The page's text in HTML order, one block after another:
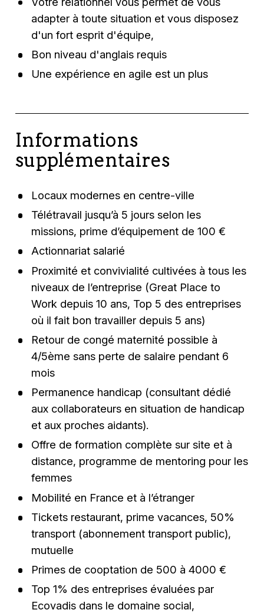
adapter à toute situation et vous disposez
d'un fort esprit d'équipe,
Bon niveau d'anglais requis
Une expérience en agile est un plus
Informations
supplémentaires
Locaux modernes en centre-ville
Télétravail jusqu’à 5 jours selon les
missions, prime d’équipement de 100 €
Actionnariat salarié
Proximité et convivialité cultivées à tous les
niveaux de l’entreprise (Great Place to
Work depuis 10 ans, Top 5 des entreprises
où il fait bon travailler depuis 5 ans)
Retour de congé maternité possible à
4/5ème sans perte de salaire pendant 6
mois
Permanence handicap (consultant dédié
aux collaborateurs en situation de handicap
et aux proches aidants).
Offre de formation complète sur site et à
distance, programme de mentoring pour les
femmes
Mobilité en France et à l’étranger
Tickets restaurant, prime vacances, 50%
transport (abonnement transport public),
mutuelle
Primes de cooptation de 500 à 4000 €
Top 1% des entreprises évaluées par
Ecovadis dans le domaine social,